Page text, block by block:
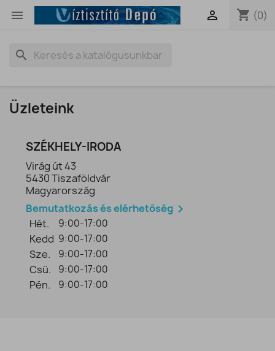
 shopping_cart (0)

search
Üzleteink
SZÉKHELY-IRODA
Virág út 43
5430 Tiszaföldvár
Magyarország
Bemutatkozás és elérhetőség 
Hét. 9:00-17:00
Kedd 9:00-17:00
Sze. 9:00-17:00
Csü. 9:00-17:00
Pén. 9:00-17:00